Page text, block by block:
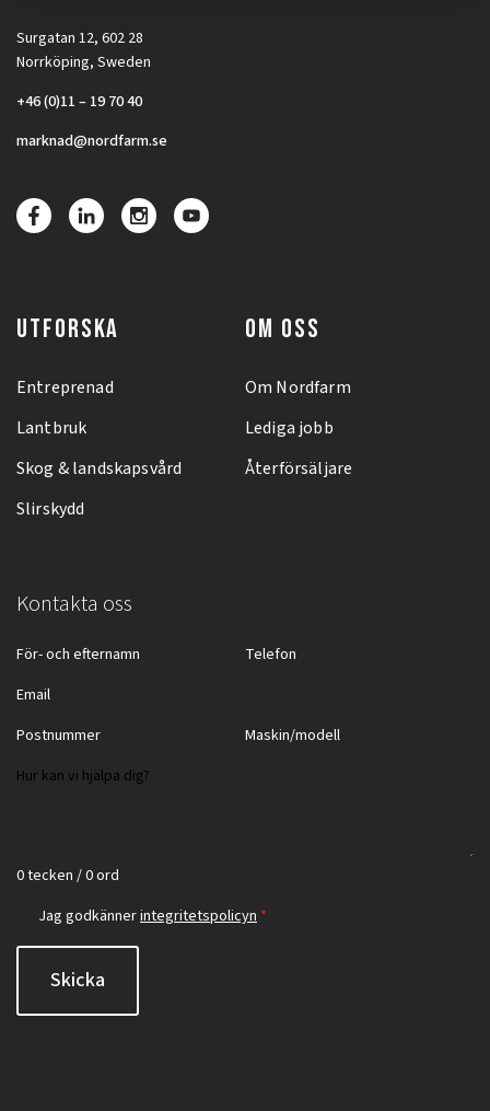
Surgatan 12, 602 28
Norrköping, Sweden
+46 (0)11 – 19 70 40
marknad@nordfarm.se
UTFORSKA
Entreprenad
Lantbruk
Skog & landskapsvård
Slirskydd
OM OSS
Om Nordfarm
Lediga jobb
Återförsäljare
Kontakta oss
0 tecken / 0 ord
Jag godkännerintegritetspolicyn *
Skicka